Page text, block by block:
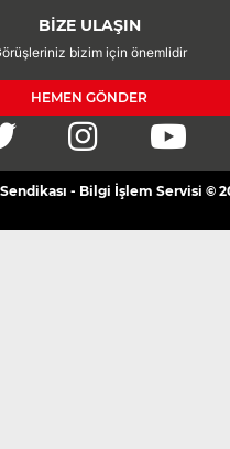
BİZE ULAŞIN
bizim için önemlidir
HEMEN GÖNDER
Sendikası - Bilgi İşlem Servisi ©